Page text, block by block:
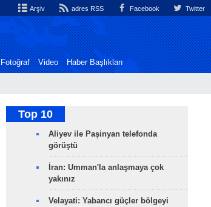
Arşiv adres RSS Facebook Twitter
Fotoğraf Video Haber Başlıkları
Top 10
Aliyev ile Paşinyan telefonda
görüştü
İran: Umman'la anlaşmaya çok
yakınız
Velayati: Yabancı güçler bölgeyi